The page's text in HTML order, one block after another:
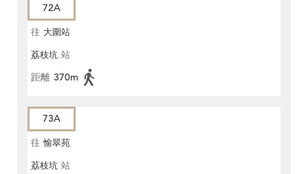
72A
往 大圍站
荔枝坑 站
距離 370m
73A
往 愉翠苑
荔枝坑 站